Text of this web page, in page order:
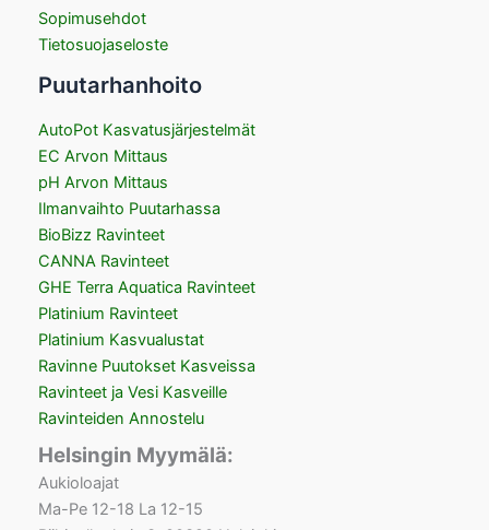
Sopimusehdot
Tietosuojaseloste
Puutarhanhoito
AutoPot Kasvatusjärjestelmät
EC Arvon Mittaus
pH Arvon Mittaus
Ilmanvaihto Puutarhassa
BioBizz Ravinteet
CANNA Ravinteet
GHE Terra Aquatica Ravinteet
Platinium Ravinteet
Platinium Kasvualustat
Ravinne Puutokset Kasveissa
Ravinteet ja Vesi Kasveille
Ravinteiden Annostelu
Helsingin Myymälä:
Aukioloajat
Ma-Pe 12-18 La 12-15